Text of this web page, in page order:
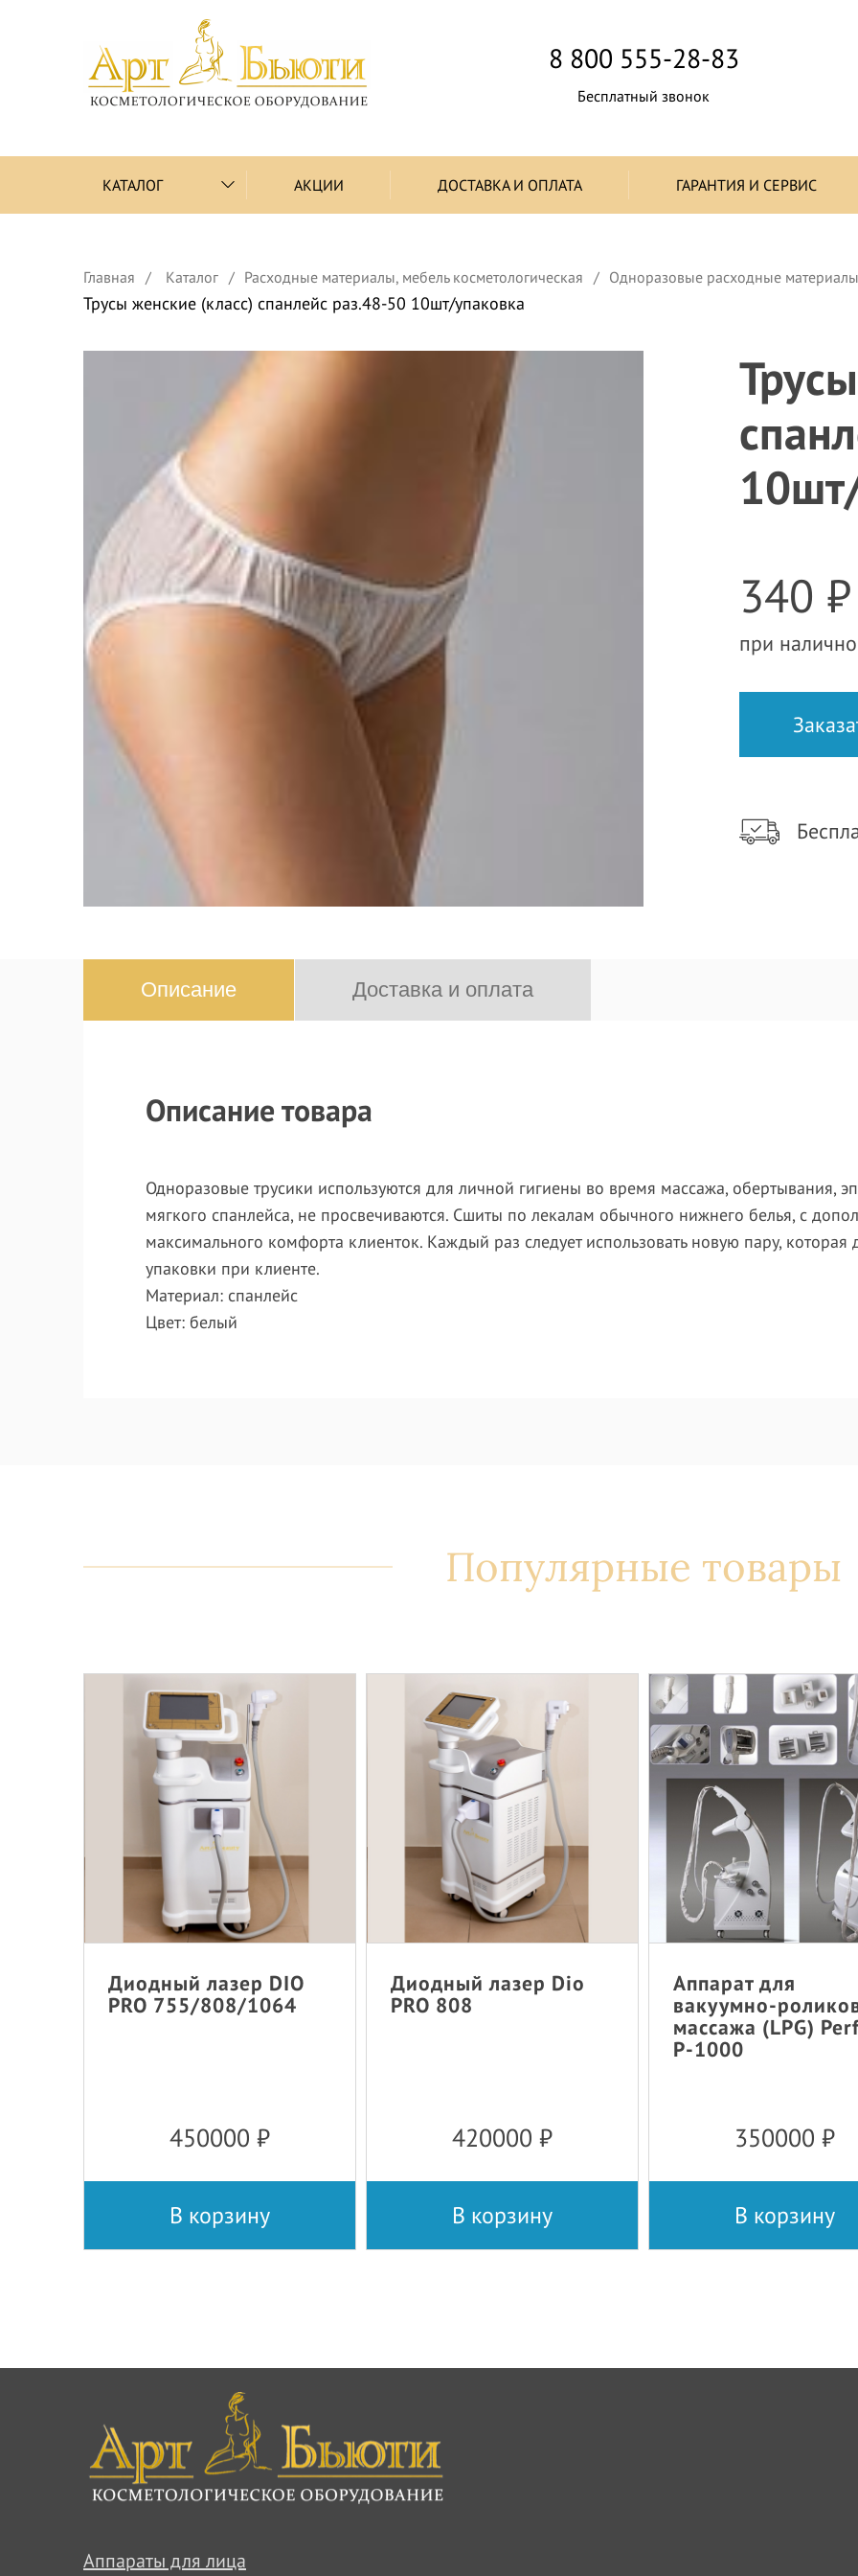
8 800 555-28-83
Бесплатный звонок
КАТАЛОГ АКЦИИ ДОСТАВКА И ОПЛАТА ГАРАНТИЯ И СЕРВИС
Главная Каталог Расходные материалы, мебель косметологическая Одноразовые расходные материалы
Трусы женские (класс) спанлейс раз.48-50 10шт/упаковка
340 ₽
при
Описание Доставка и оплата
Описание товара
Одноразовые трусики используются для личной гигиены во время массажа, обертывания,
мягкого спанлейса, не просвечиваются. Сшиты по лекалам обычного нижнего белья, с
максимального комфорта клиенток. Каждый раз следует использовать новую пару, которая
упаковки при клиенте.
Материал: спанлейс
Цвет: белый
Популярные товары
Диодный лазер DIO
PRO 755/808/1064
450000 ₽
В корзину
Диодный лазер Dio
PRO 808
420000 ₽
В корзину
Аппарат для
вакуумно-
массажа (LPG)
P-1000
350000 ₽
В корзину
Аппараты для лица